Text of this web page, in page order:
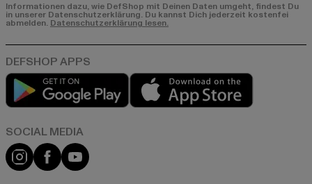
Informationen dazu, wie DefShop mit Deinen Daten umgeht, findest Du
in unserer Datenschutzerklärung. Du kannst Dich jederzeit kostenfei
abmelden. Datenschutzerklärung lesen.
Play market
Instagram
FacebookYouTube